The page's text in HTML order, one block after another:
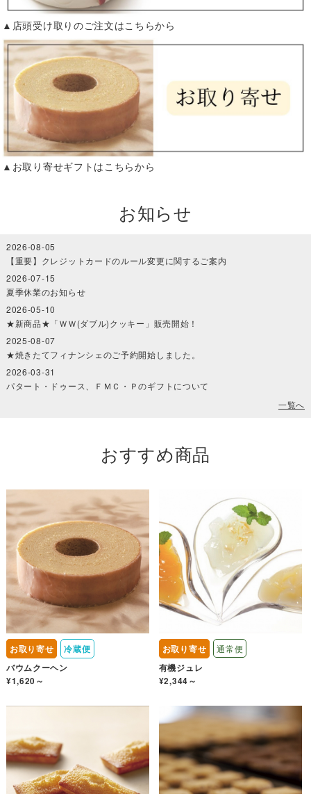
▲店頭受け取りのご注文はこちらから
▲お取り寄せギフトはこちらから
お知らせ
2026-08-05
【重要】クレジットカードのルール変更に関するご案内
2026-07-15
夏季休業のお知らせ
2026-05-10
★新商品★「ＷＷ(ダブル)クッキー」販売開始！
2025-08-07
★焼きたてフィナンシェのご予約開始しました。
2026-03-31
パタート・ドゥース、ＦＭＣ・Ｐのギフトについて
一覧へ
おすすめ商品
お取り寄せ
冷蔵便
バウムクーヘン
¥1,620～
お取り寄せ 通常便
有機ジュレ
¥2,344～